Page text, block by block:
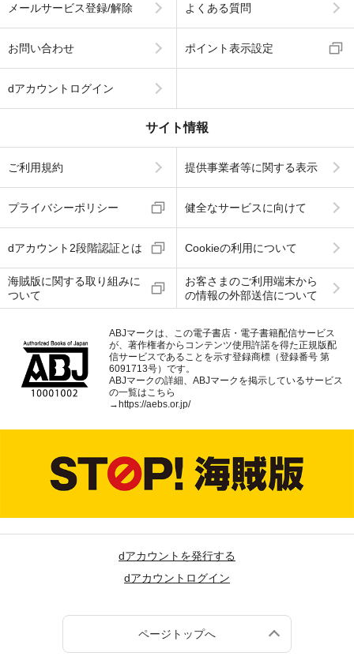
メールサービス登録/解除 よくある質問
お問い合わせ ポイント表示設定
dアカウントログイン
サイト情報
ご利用規約 提供事業者等に関する表示
プライバシーポリシー 健全なサービスに向けて
dアカウント2段階認証とは Cookieの利用について
海賊版に関する取り組みに
ついて
お客さまのご利用端末から
の情報の外部送信について
ABJマークは、この電子書店・電子書籍配信サービス
が、著作権者からコンテンツ使用許諾を得た正規版配
信サービスであることを示す登録商標（登録番号 第
6091713号）です。
ABJマークの詳細、ABJマークを掲示しているサービス
の一覧はこちら
→https://aebs.or.jp/
dアカウントを発行する
dアカウントログイン
ページトップへ